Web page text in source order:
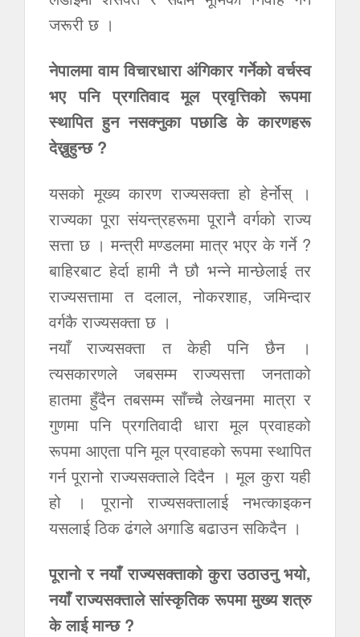
जरूरी छ ।
नेपालमा वाम विचारधारा अंगिकार गर्नेको वर्चस्व
भए पनि प्रगतिवाद मूल प्रवृत्तिको रूपमा
स्थापित हुन नसक्नुका पछाडि के कारणहरू
देख्नुहुन्छ ?
यसको मूख्य कारण राज्यसक्ता हो हेर्नोस् ।
राज्यका पूरा संयन्त्रहरूमा पूरानै वर्गको राज्य
सत्ता छ । मन्त्री मण्डलमा मात्र भएर के गर्ने ?
बाहिरबाट हेर्दा हामी नै छौ भन्ने मान्छेलाई तर
राज्यसत्तामा त दलाल, नोकरशाह, जमिन्दार
वर्गकै राज्यसक्ता छ ।
नयाँ राज्यसक्ता त केही पनि छैन ।
त्यसकारणले जबसम्म राज्यसत्ता जनताको
हातमा हुँदैन तबसम्म साँच्चै लेखनमा मात्रा र
गुणमा पनि प्रगतिवादी धारा मूल प्रवाहको
रूपमा आएता पनि मूल प्रवाहको रूपमा स्थापित
गर्न पूरानो राज्यसक्ताले दिदैन । मूल कुरा यही
हो । पूरानो राज्यसक्तालाई नभत्काइकन
यसलाई ठिक ढंगले अगाडि बढाउन सकिदैन ।
पूरानो र नयाँ राज्यसक्ताको कुरा उठाउनु भयो,
नयाँ राज्यसक्ताले सांस्कृतिक रूपमा मुख्य शत्रु
के लाई मान्छ ?